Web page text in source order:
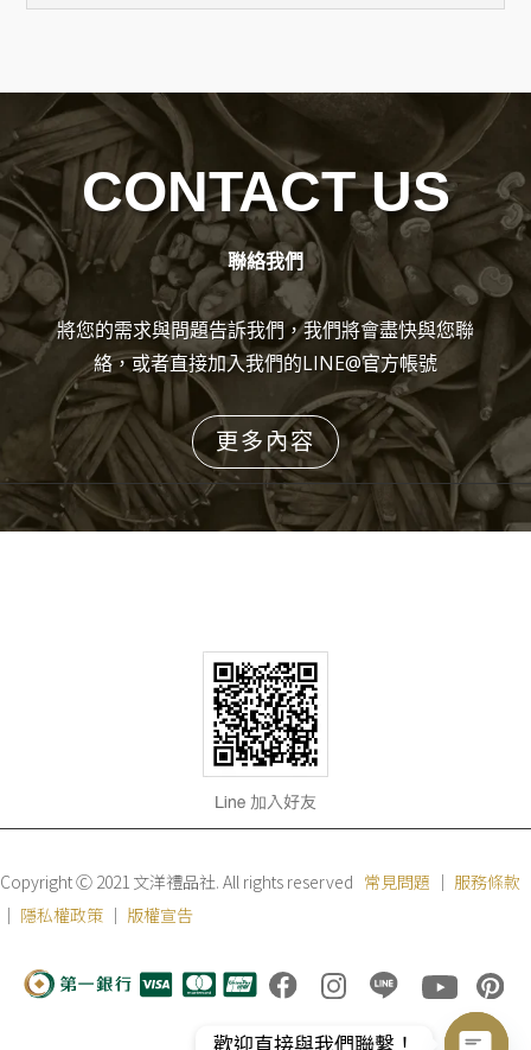
CONTACT US
聯絡我們
將您的需求與問題告訴我們，我們將會盡快與您聯
絡，或者直接加入我們的LINE@官方帳號
更多內容
Copyright Ⓒ 2021 文洋禮品社. All rights reserved 常見問題 ｜ 服務條款
｜ 隱私權政策 ｜ 版權宣告
歡迎直接與我們聯繫！